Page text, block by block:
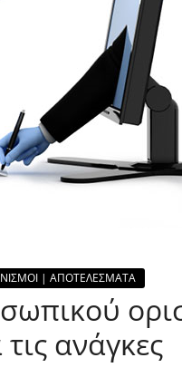
| ΑΠΟΤΕΛΕΣΜΑΤΑ
ανάγκες